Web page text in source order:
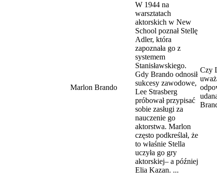
Marlon Brando
W 1944 na
warsztatach
aktorskich w New
School poznał Stellę
Adler, która
zapoznała go z
systemem
Stanisławskiego.
Gdy Brando odnosił
sukcesy zawodowe,
Lee Strasberg
próbował przypisać
sobie zasługi za
nauczenie go
aktorstwa. Marlon
często podkreślał, że
to właśnie Stella
uczyła go gry
aktorskiej– a później
Elia Kazan. ...
Czy